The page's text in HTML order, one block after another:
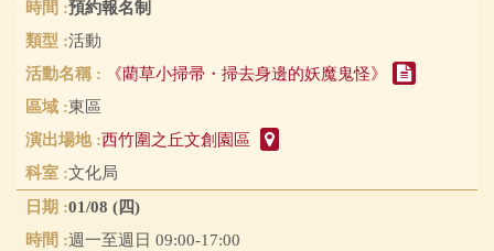
預約報名制
活動
《藺草小掃帚・掃去身邊的妖魔鬼怪》
東區
西竹圍之丘文創園區
文化局
01/08 (四)
週一至週日 09:00-17:00